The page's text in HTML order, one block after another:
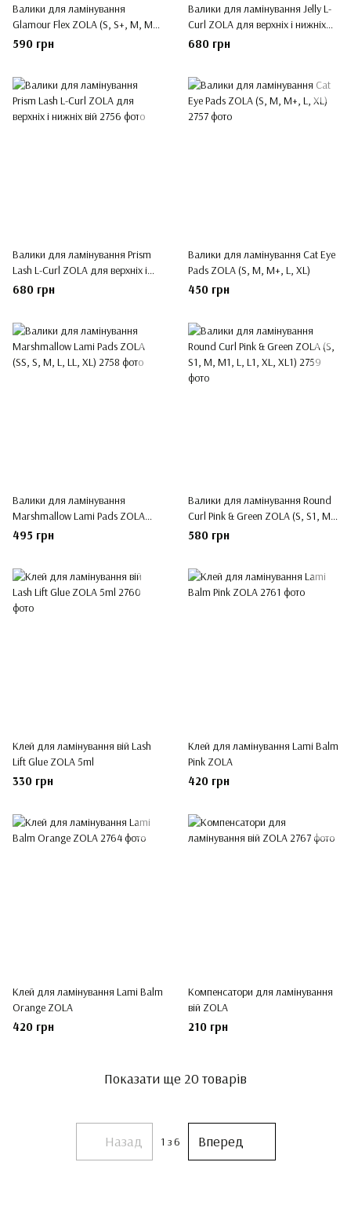
Валики для ламінування
Glamour Flex ZOLA (S, S+, M, M+,
L, L+)
590 грн
Валики для ламінування Jelly L-
Curl ZOLA для верхніх і нижніх
вій
680 грн
Валики для ламінування Prism
Lash L-Curl ZOLA для верхніх і
нижніх вій
680 грн
Валики для ламінування Cat Eye
Pads ZOLA (S, M, M+, L, XL)
450 грн
Валики для ламінування
Marshmallow Lami Pads ZOLA
(SS, S, M, L, LL, XL)
495 грн
Валики для ламінування Round
Curl Pink & Green ZOLA (S, S1, M,
M1, L, L1, XL, XL1)
580 грн
Клей для ламінування вій Lash
Lift Glue ZOLA 5ml
330 грн
Клей для ламінування Lami Balm
Pink ZOLA
420 грн
Клей для ламінування Lami Balm
Orange ZOLA
420 грн
Компенсатори для ламінування
вій ZOLA
210 грн
Показати ще 20 товарів
Назад 1 з 6 Вперед